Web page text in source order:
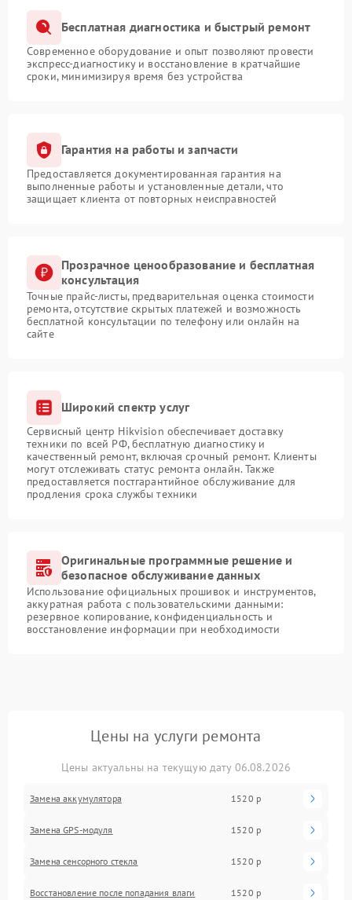
Бесплатная диагностика и быстрый ремонт
Современное оборудование и опыт позволяют провести
экспресс-диагностику и восстановление в кратчайшие
сроки, минимизируя время без устройства
Гарантия на работы и запчасти
Предоставляется документированная гарантия на
выполненные работы и установленные детали, что
защищает клиента от повторных неисправностей
Прозрачное ценообразование и бесплатная
консультация
Точные прайс-листы, предварительная оценка стоимости
ремонта, отсутствие скрытых платежей и возможность
бесплатной консультации по телефону или онлайн на
сайте
Широкий спектр услуг
Сервисный центр Hikvision обеспечивает доставку
техники по всей РФ, бесплатную диагностику и
качественный ремонт, включая срочный ремонт. Клиенты
могут отслеживать статус ремонта онлайн. Также
предоставляется постгарантийное обслуживание для
продления срока службы техники
Оригинальные программные решение и
безопасное обслуживание данных
Использование официальных прошивок и инструментов,
аккуратная работа с пользовательскими данными:
резервное копирование, конфиденциальность и
восстановление информации при необходимости
Цены на услуги ремонта
Цены актуальны на текущую дату 06.08.2026
Замена аккумулятора 1520 р
Замена GPS-модуля 1520 р
Замена сенсорного стекла 1520 р
Восстановление после попадания влаги 1520 р